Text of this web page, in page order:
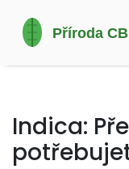
Indica: